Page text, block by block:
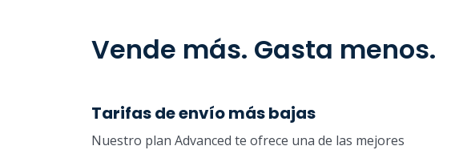
Vende más. Gasta menos.
Tarifas de envío más bajas
Nuestro plan Advanced te ofrece una de las mejores